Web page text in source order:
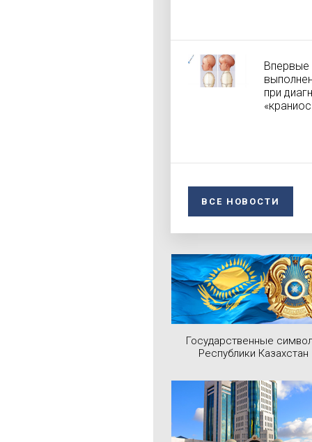
Впервые
при
ВСЕ НОВОСТИ
Государственные
Республики Казахстан